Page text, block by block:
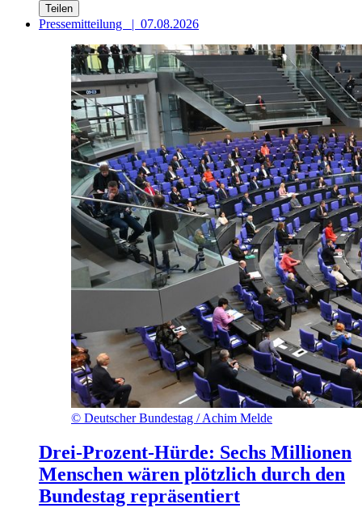
Teilen
Pressemitteilung | 07.08.2026
© Deutscher Bundestag / Achim Melde
Drei-Prozent-Hürde: Sechs Millionen
Menschen wären plötzlich durch den
Bundestag repräsentiert